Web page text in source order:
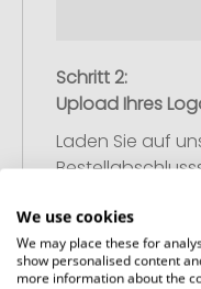
Schritt 2:
Upload Ihres
Laden Sie auf
oder Motiv
Bestellung ab.
passende Datei
können Sie
We use cookies
We may place these for
show personalised content
more information about the